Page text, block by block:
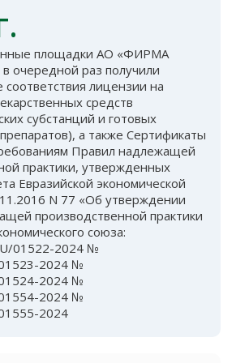
площадки АО «ФИРМА
очередной раз получили
лицензии на
средств
субстанций и готовых
а также Сертификаты
Правил надлежащей
практики, утвержденных
Евразийской экономической
N 77 «Об утверждении
производственной практики
союза:
01522-2024 №
2024 №
2024 №
2024 №
2024